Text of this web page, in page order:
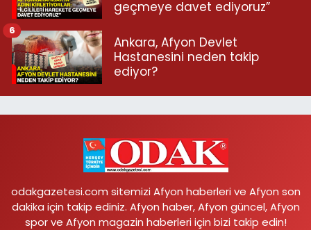
geçmeye davet ediyoruz”
Ankara, Afyon Devlet
Hastanesini neden takip
ediyor?
6
odakgazetesi.com sitemizi Afyon haberleri ve Afyon son
dakika için takip ediniz. Afyon haber, Afyon güncel, Afyon
spor ve Afyon magazin haberleri için bizi takip edin!